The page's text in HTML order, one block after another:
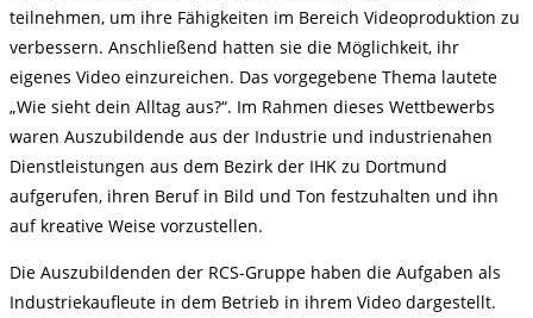
teilnehmen, um ihre Fähigkeiten im Bereich Videoproduktion zu
verbessern. Anschließend hatten sie die Möglichkeit, ihr
eigenes Video einzureichen. Das vorgegebene Thema lautete
„Wie sieht dein Alltag aus?“. Im Rahmen dieses Wettbewerbs
waren Auszubildende aus der Industrie und industrienahen
Dienstleistungen aus dem Bezirk der IHK zu Dortmund
aufgerufen, ihren Beruf in Bild und Ton festzuhalten und ihn
auf kreative Weise vorzustellen.
Die Auszubildenden der RCS-Gruppe haben die Aufgaben als
Industriekaufleute in dem Betrieb in ihrem Video dargestellt.